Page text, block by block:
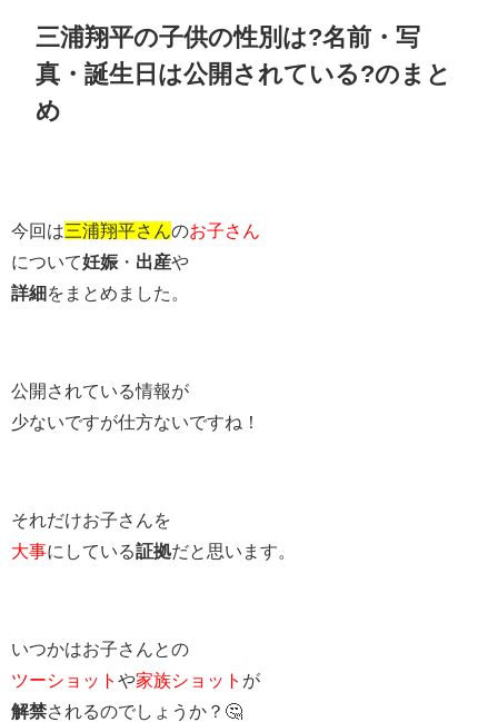
三浦翔平の子供の性別は?名前・写
真・誕生日は公開されている?のまと
め
今回は三浦翔平さんのお子さん
について妊娠・ 出産や
詳細 をまとめました。
公開されている情報が
少ないですが仕方ないですね！
それだけお子さんを
大事にしている証拠だと思います。
いつかはお子さんとの
ツーショット や家族ショット が
解禁されるのでしょうか？🤔